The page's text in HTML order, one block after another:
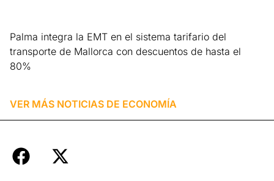
Palma integra la EMT en el sistema tarifario del
transporte de Mallorca con descuentos de hasta el
80%
VER MÁS NOTICIAS DE ECONOMÍA